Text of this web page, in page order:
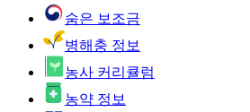
숨은 보조금
병해충 정보
농사 커리큘럼
농약 정보